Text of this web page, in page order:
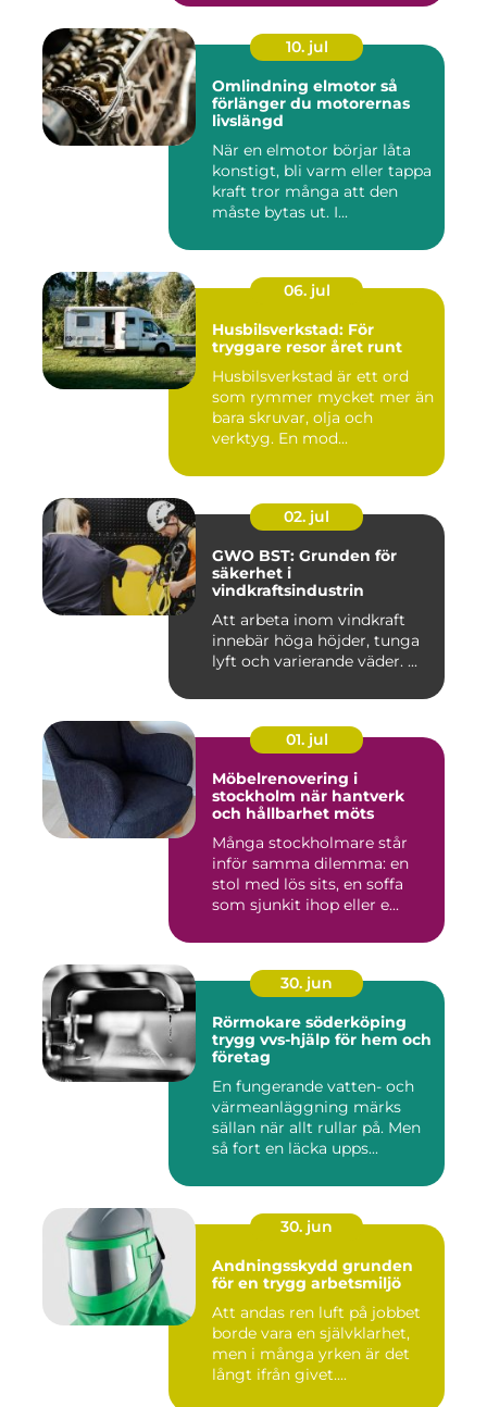
10. jul
Omlindning elmotor så
förlänger du motorernas
livslängd
När en elmotor börjar låta
konstigt, bli varm eller tappa
kraft tror många att den
måste bytas ut. I...
06. jul
Husbilsverkstad: För
tryggare resor året runt
Husbilsverkstad är ett ord
som rymmer mycket mer än
bara skruvar, olja och
verktyg. En mod...
02. jul
GWO BST: Grunden för
säkerhet i
vindkraftsindustrin
Att arbeta inom vindkraft
innebär höga höjder, tunga
lyft och varierande väder. ...
01. jul
Möbelrenovering i
stockholm när hantverk
och hållbarhet möts
Många stockholmare står
inför samma dilemma: en
stol med lös sits, en soffa
som sjunkit ihop eller e...
30. jun
Rörmokare söderköping
trygg vvs-hjälp för hem och
företag
En fungerande vatten- och
värmeanläggning märks
sällan när allt rullar på. Men
så fort en läcka upps...
30. jun
Andningsskydd grunden
för en trygg arbetsmiljö
Att andas ren luft på jobbet
borde vara en självklarhet,
men i många yrken är det
långt ifrån givet....